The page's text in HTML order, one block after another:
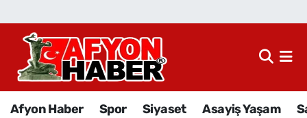
Afyon Haber Spor Siyaset Asayiş Yaşam
Afyon Haber